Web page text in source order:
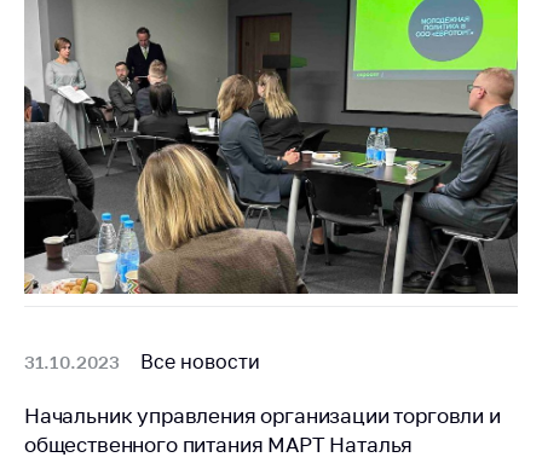
31.10.2023 Все новости
Начальник управления организации торговли и
общественного питания МАРТ Наталья